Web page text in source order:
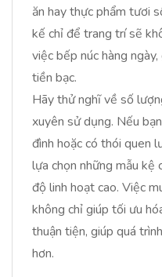
ăn hay thực phẩm tươi
kế chỉ để trang trí sẽ
việc bếp núc hàng
tiền bạc.
Hãy thử nghĩ về số
xuyên sử dụng. Nếu
đình hoặc có thói quen
lựa chọn những mẫu kệ
độ linh hoạt cao. Việc
không chỉ giúp tối ưu
thuận tiện, giúp quá
hơn.